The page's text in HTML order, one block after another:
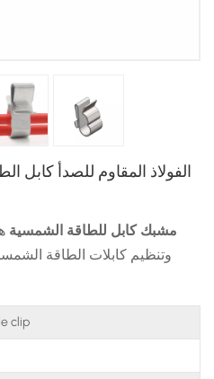
الفولاذ المقاوم للصدأ كابل
مشبك كابل للطاقة الشمسية
وتنظيم كابلات الطاقة
clip